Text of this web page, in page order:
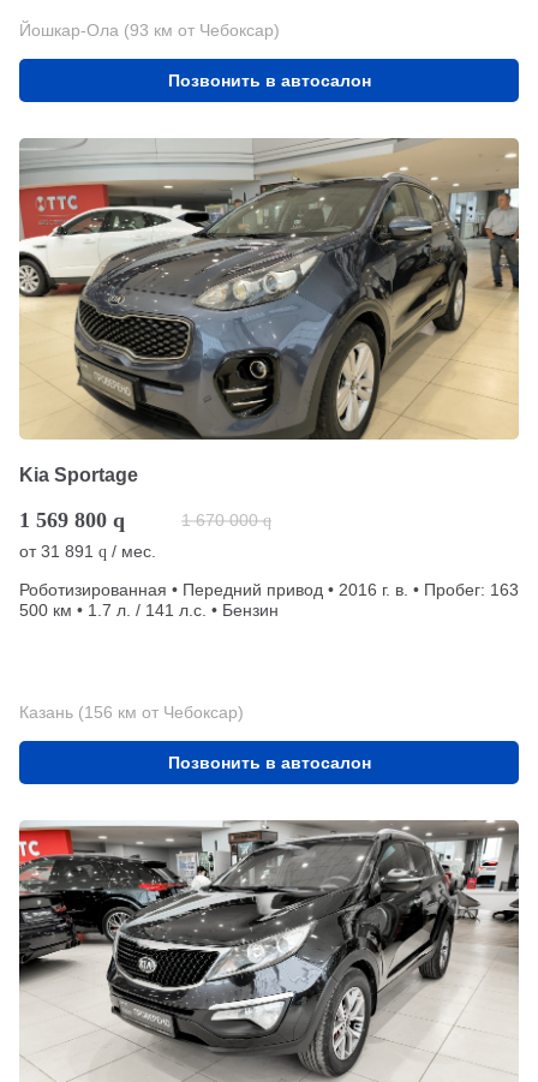
Йошкар-Ола (93 км от Чебоксар)
Позвонить в автосалон
Kia Sportage
1 569 800 q 1 670 000 q
от31 891 q / мес.
Роботизированная • Передний привод • 2016 г. в. • Пробег: 163
500 км • 1.7 л. / 141 л.с. • Бензин
Казань (156 км от Чебоксар)
Позвонить в автосалон